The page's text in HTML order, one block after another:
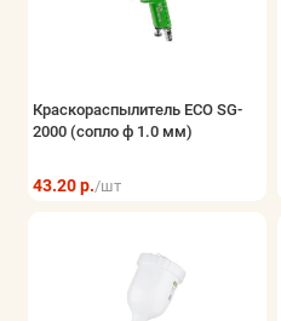
Краскораспылитель ECO SG-
2000 (сопло ф 1.0 мм)
43.20 р./шт